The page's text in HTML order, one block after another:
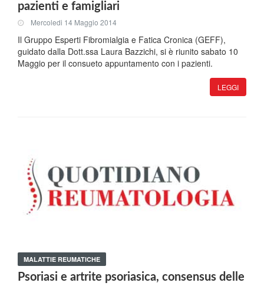
pazienti e famigliari
Mercoledi 14 Maggio 2014
Il Gruppo Esperti Fibromialgia e Fatica Cronica (GEFF),
guidato dalla Dott.ssa Laura Bazzichi, si è riunito sabato 10
Maggio per il consueto appuntamento con i pazienti.
LEGGI
MALATTIE REUMATICHE
Psoriasi e artrite psoriasica, consensus delle